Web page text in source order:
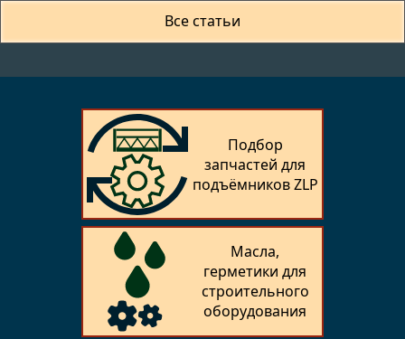
Все статьи
Подбор
запчастей для
подъёмников ZLP
Масла,
герметики для
строительного
оборудования